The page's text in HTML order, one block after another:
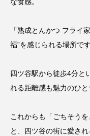
な食感。
「熟成とんかつ フライ
福”を感じられる場所です
四ツ谷駅から徒歩4分と
れる距離感も魅力のひと
これからも「ごちそう
と、四ツ谷の街に愛さ